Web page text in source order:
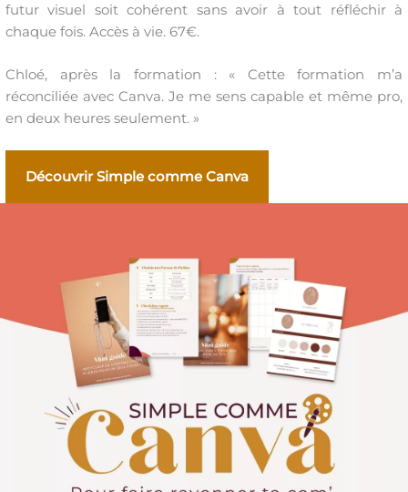
futur visuel soit cohérent sans avoir à tout réfléchir à
chaque fois. Accès à vie. 67€.
Chloé, après la formation : « Cette formation m’a
réconciliée avec Canva. Je me sens capable et même pro,
en deux heures seulement. »
Découvrir Simple comme Canva